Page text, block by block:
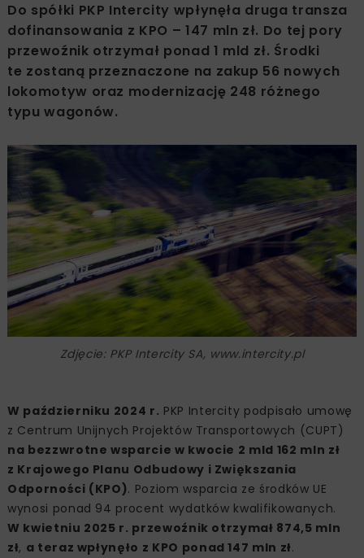
Do spółki PKP Intercity wpłynęła druga transza
dofinansowania z KPO – 147 mln zł. Do tej pory
przewoźnik otrzymał ponad 1 mld zł. Środki
te zostaną przeznaczone na zakup 56 nowych
lokomotyw oraz modernizację 248 różnego
typu wagonów.
Zdjęcie: PKP Intercity SA, www.intercity.pl
W październiku 2024 r. PKP Intercity podpisało umowę
z Centrum Unijnych Projektów Transportowych (CUPT)
na bezzwrotne wsparcie w kwocie 2 mld 162 mln zł
z Krajowego Planu Odbudowy i Zwiększania
Odporności (KPO). Poziom wsparcia ze środków UE
wynosi ponad 94 procent wydatków kwalifikowanych.
W kwietniu 2025 r. przewoźnik otrzymał 874,5 mln
zł, a teraz wpłynęło z KPO ponad 147 mln zł.